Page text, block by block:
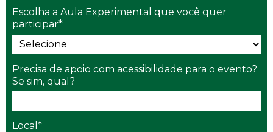
Escolha a Aula Experimental que você quer
participar*
Precisa de apoio com acessibilidade para o evento?
Se sim, qual?
Local*